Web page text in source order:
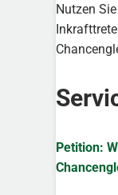
Nutzen
Petition: